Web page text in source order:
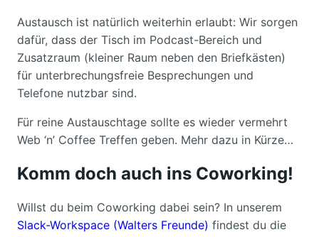
Austausch ist natürlich weiterhin erlaubt: Wir sorgen
dafür, dass der Tisch im Podcast-Bereich und
Zusatzraum (kleiner Raum neben den Briefkästen)
für unterbrechungsfreie Besprechungen und
Telefone nutzbar sind.
Für reine Austauschtage sollte es wieder vermehrt
Web ‘n’ Coffee Treffen geben. Mehr dazu in Kürze…
Komm doch auch ins Coworking!
Willst du beim Coworking dabei sein? In unserem
Slack-Workspace (Walters Freunde) findest du die